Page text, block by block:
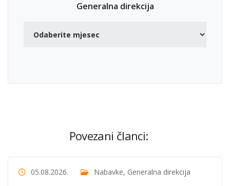
Generalna direkcija
Povezani članci:
05.08.2026. Nabavke, Generalna direkcija